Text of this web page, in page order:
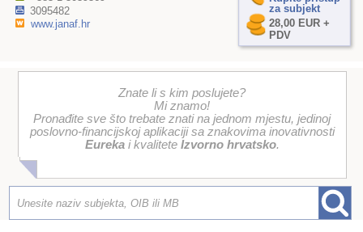
3095482
www.janaf.hr
za subjekt
28,00 EUR +
PDV
Znate li s kim poslujete?
Mi znamo!
Pronađite sve što trebate znati na jednom mjestu, jedinoj
poslovno-financijskoj aplikaciji sa znakovima inovativnosti
Eurekai kvalitete Izvorno hrvatsko.